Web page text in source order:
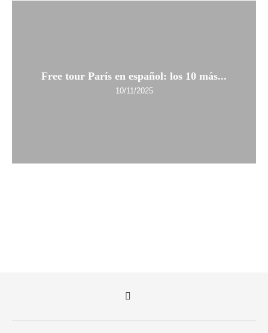
Free tour París en español: los 10 más...
10/11/2025